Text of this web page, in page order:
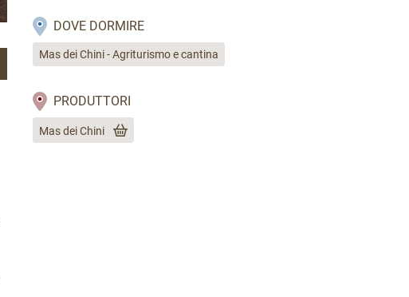
DOVE DORMIRE
Mas dei Chini - Agriturismo e cantina
PRODUTTORI
Mas dei Chini